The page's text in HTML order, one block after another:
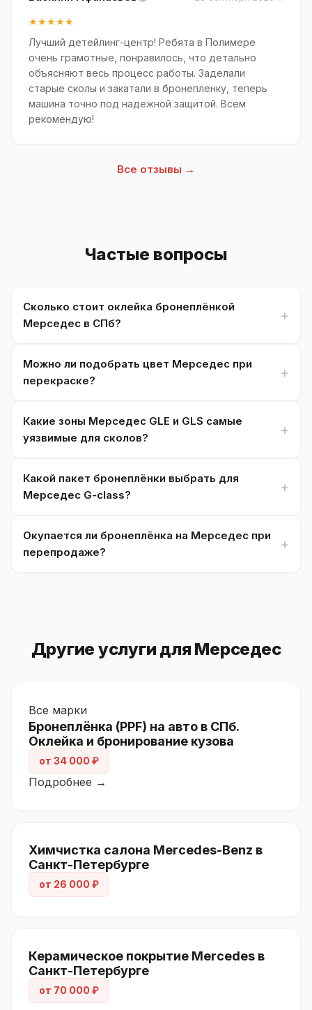
★★★★★
Лучший детейлинг-центр! Ребята в Полимере
очень грамотные, понравилось, что детально
объясняют весь процесс работы. Заделали
старые сколы и закатали в бронепленку, теперь
машина точно под надежной защитой. Всем
рекомендую!
Все отзывы →
Частые вопросы
Сколько стоит оклейка бронеплёнкой
Мерседес в СПб?
Можно ли подобрать цвет Мерседес при
перекраске?
Какие зоны Мерседес GLE и GLS самые
уязвимые для сколов?
Какой пакет бронеплёнки выбрать для
Мерседес G-class?
Окупается ли бронеплёнка на Мерседес при
перепродаже?
Другие услуги для Мерседес
Все марки
Бронеплёнка (PPF) на авто в СПб.
Оклейка и бронирование кузова
от 34 000 ₽
Подробнее →
Химчистка салона Mercedes-Benz в
Санкт-Петербурге
от 26 000 ₽
Керамическое покрытие Mercedes в
Санкт-Петербурге
от 70 000 ₽